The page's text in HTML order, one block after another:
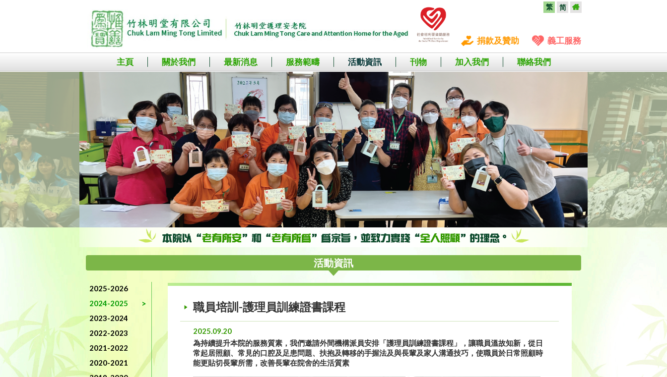
繁 简
主頁 關於我們 最新消息 服務範疇 活動資訊 刊物 加入我們 聯絡我們
捐款及贊助 義工服務
活動資訊
2025-2026
2024-2025
2023-2024
2022-2023
2021-2022
2020-2021
職員培訓-護理員訓練證書課程
2025.09.20
為持續提升本院的服務質素，我們邀請外間機構派員安排「護理員訓練證書課程」，讓職員溫故知新，從日
常起居照顧、常見的口腔及足患問題、扶抱及轉移的手握法及與長輩及家人溝通技巧，使職員於日常照顧時
能更貼切長輩所需，改善長輩在院舍的生活質素